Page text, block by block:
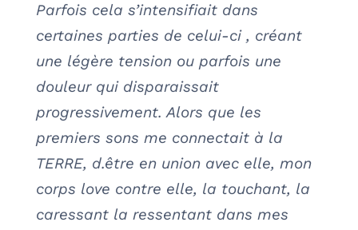
Parfois cela s’intensifiait dans
certaines parties de celui-ci , créant
une légère tension ou parfois une
douleur qui disparaissait
progressivement. Alors que les
premiers sons me connectait à la
TERRE, d.être en union avec elle, mon
corps love contre elle, la touchant, la
caressant la ressentant dans mes